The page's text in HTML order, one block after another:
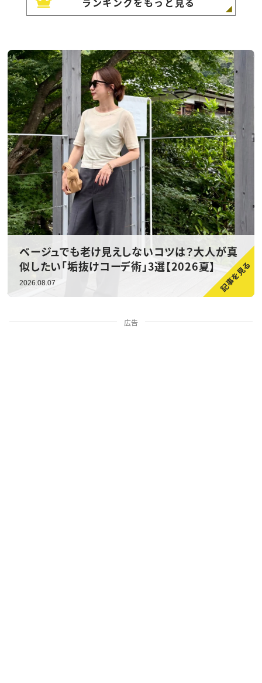
ベージュでも老け見えしないコツは？大人が真
似したい「垢抜けコーデ術」3選【2026夏】
2026.08.07
広告